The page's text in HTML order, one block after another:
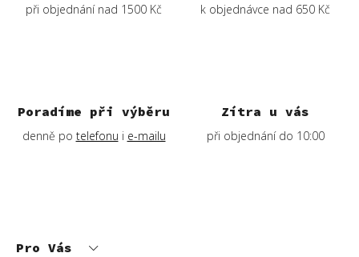
při objednání nad 1500 Kč k objednávce nad 650 Kč
Poradíme při výběru
denně po telefonu i e-mailu
Zítra u vás
při objednání do 10:00
Pro Vás